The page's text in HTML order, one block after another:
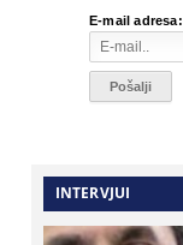
E-mail adresa:
INTERVJUI